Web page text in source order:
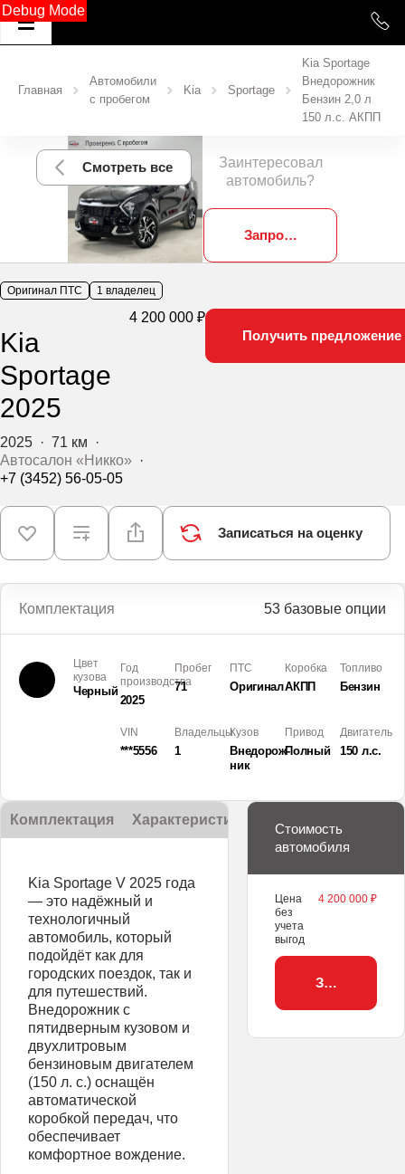
Debug Mode
Главная
Автомобили
с пробегом
Kia Sportage
Kia Sportage
Внедорожник
Бензин 2,0 л
150 л.с. АКПП
Заинтересовал
автомобиль?
Запросить фотографии
Смотреть все
Оригинал ПТС 1 владелец
Kia
Sportage
2025
4 200 000 ₽
2025 · 71 км ·
Автосалон «Никко» ·
+7 (3452) 56-05-05
Получить предложение
Записаться на оценку
Комплектация 53 базовые опции
Цвет
кузова
Черный
Год
производства
2025
Пробег
71
ПТС
Оригинал
Коробка
АКПП
Топливо
Бензин
VIN
***5556
Владельцы
1
Кузов
Внедорож­
ник
Привод
Полный
Двигатель
150 л.с.
Комплектация Характеристики
Kia Sportage V 2025 года
— это надёжный и
технологичный
автомобиль, который
подойдёт как для
городских поездок, так и
для путешествий.
Внедорожник с
пятидверным кузовом и
двухлитровым
бензиновым двигателем
(150 л. с.) оснащён
автоматической
коробкой передач, что
обеспечивает
комфортное вождение.
Стоимость
автомобиля
Цена
без
учета
выгод
4 200 000 ₽